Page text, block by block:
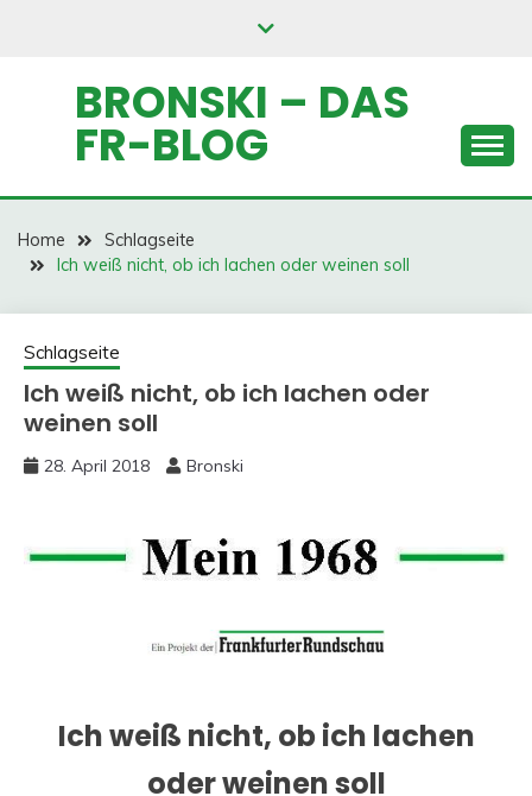
BRONSKI – DAS
FR-BLOG
Home
Schlagseite
Ich weiß nicht, ob ich lachen oder weinen soll
Schlagseite
Ich weiß nicht, ob ich lachen oder
weinen soll
28. April 2018 Bronski
Ich weiß nicht, ob ich lachen
oder weinen soll